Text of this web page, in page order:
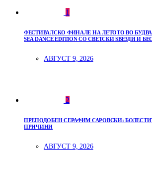
1
ФЕСТИВАЛСКО ФИНАЛЕ НА ЛЕТОТО ВО БУДВА:
SEA DANCE EDITION СО СВЕТСКИ ЅВЕЗДИ И
АВГУСТ 9, 2026
2
ПРЕПОДОБЕН СЕРАФИМ САРОВСКИ:
ПРИЧИНИ
АВГУСТ 9, 2026